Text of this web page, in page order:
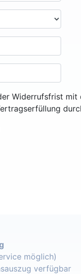
Widerrufsfrist
möglich)
verfügbar